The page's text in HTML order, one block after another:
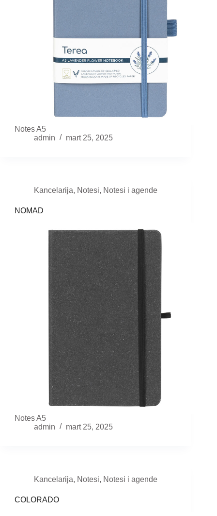
Notes A5
admin
mart 25, 2025
Kancelarija, Notesi, Notesi i agende
NOMAD
Notes A5
admin
mart 25, 2025
Kancelarija, Notesi, Notesi i agende
COLORADO